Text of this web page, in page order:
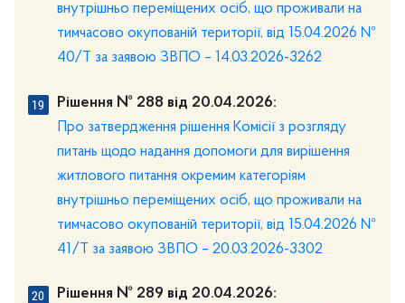
внутрішньо переміщених осіб, що проживали на
тимчасово окупованій території, від 15.04.2026 №
40/Т за заявою ЗВПО – 14.03.2026-3262
Рішення № 288 від 20.04.2026:
Про затвердження рішення Комісії з розгляду
питань щодо надання допомоги для вирішення
житлового питання окремим категоріям
внутрішньо переміщених осіб, що проживали на
тимчасово окупованій території, від 15.04.2026 №
41/Т за заявою ЗВПО – 20.03.2026-3302
Рішення № 289 від 20.04.2026: